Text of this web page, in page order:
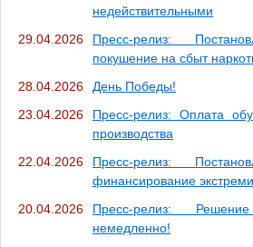
недействительными
29.04.2026
Пресс-релиз:
покушение на сбыт
28.04.2026
День Победы!
23.04.2026
Пресс-релиз: Оплата
производства
22.04.2026
Пресс-релиз:
финансирование
20.04.2026
Пресс-релиз:
немедленно!